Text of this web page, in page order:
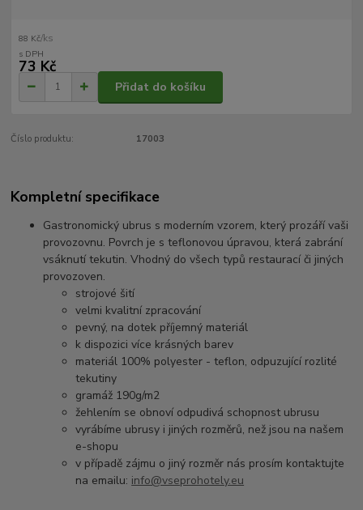
88 Kč/ks
73 Kč
Přidat do košíku
Číslo produktu: 17003
Kompletní specifikace
Gastronomický ubrus s moderním vzorem, který prozáří vaši
provozovnu. Povrch je s teflonovou úpravou, která zabrání
vsáknutí tekutin. Vhodný do všech typů restaurací či jiných
provozoven.
strojové šití
velmi kvalitní zpracování
pevný, na dotek příjemný materiál
k dispozici více krásných barev
materiál 100% polyester - teflon, odpuzující rozlité
tekutiny
gramáž 190g/m2
žehlením se obnoví odpudivá schopnost ubrusu
vyrábíme ubrusy i jiných rozměrů, než jsou na našem
e-shopu
v případě zájmu o jiný rozměr nás prosím kontaktujte
na emailu: info@vseprohotely.eu